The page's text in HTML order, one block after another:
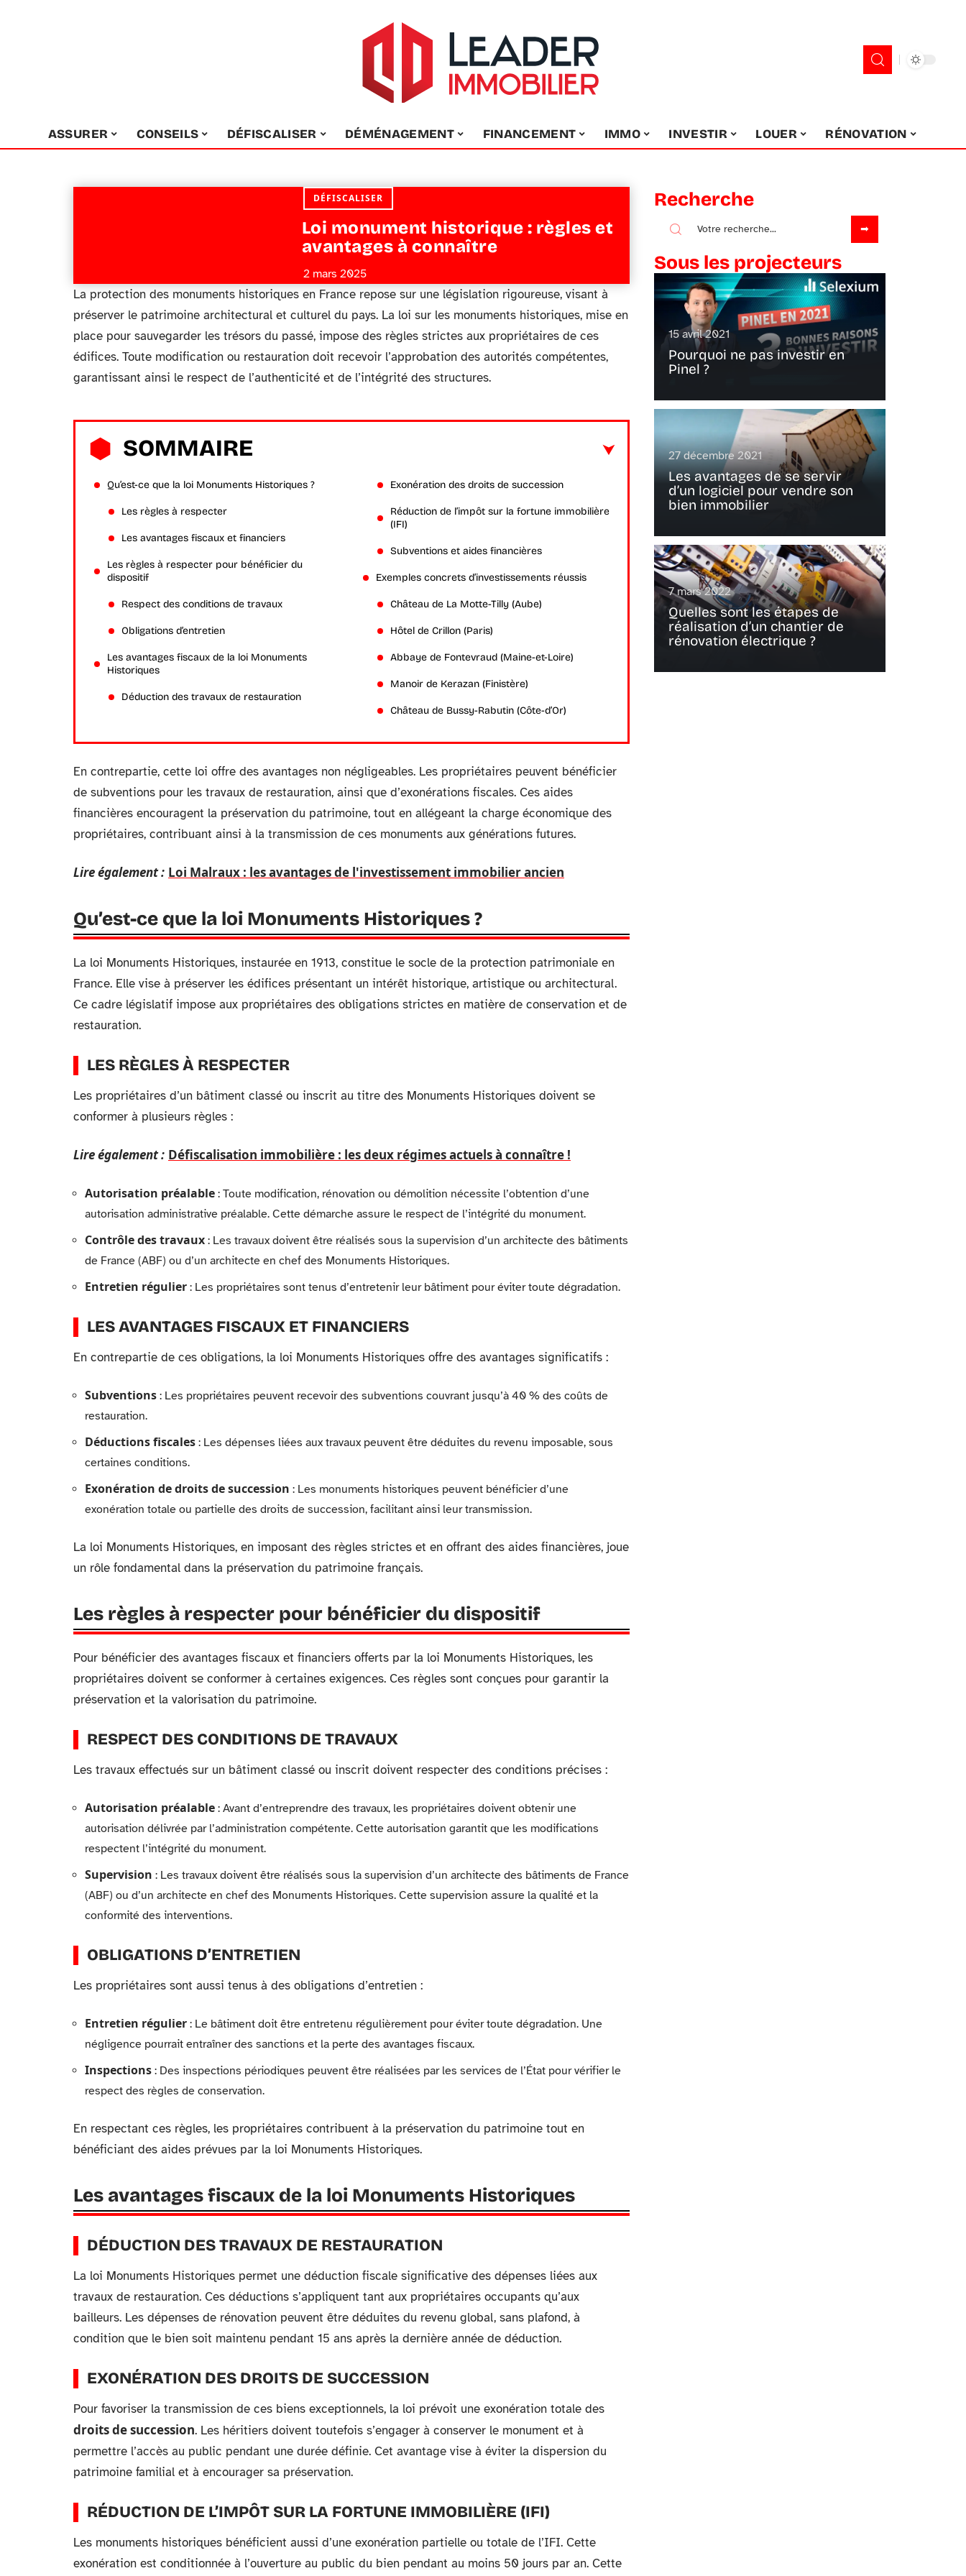
ASSURER CONSEILS DÉFISCALISER DÉMÉNAGEMENT FINANCEMENT IMMO INVESTIR LOUER RÉNOVATION
DÉFISCALISER
Loi monument historique : règles et
avantages à connaître
2 mars 2025
La protection des monuments historiques en France repose sur une législation rigoureuse, visant à
préserver le patrimoine architectural et culturel du pays. La loi sur les monuments historiques, mise en
place pour sauvegarder les trésors du passé, impose des règles strictes aux propriétaires de ces
édifices. Toute modification ou restauration doit recevoir l’approbation des autorités compétentes,
garantissant ainsi le respect de l’authenticité et de l’intégrité des structures.
SOMMAIRE
Qu’est-ce que la loi Monuments Historiques ?
Les règles à respecter
Les avantages fiscaux et financiers
Les règles à respecter pour bénéficier du
dispositif
Respect des conditions de travaux
Obligations d’entretien
Les avantages fiscaux de la loi Monuments
Historiques
Déduction des travaux de restauration
Exonération des droits de succession
Réduction de l’impôt sur la fortune immobilière
(IFI)
Subventions et aides financières
Exemples concrets d’investissements réussis
Château de La Motte-Tilly (Aube)
Hôtel de Crillon (Paris)
Abbaye de Fontevraud (Maine-et-Loire)
Manoir de Kerazan (Finistère)
Château de Bussy-Rabutin (Côte-d’Or)
En contrepartie, cette loi offre des avantages non négligeables. Les propriétaires peuvent bénéficier
de subventions pour les travaux de restauration, ainsi que d’exonérations fiscales. Ces aides
financières encouragent la préservation du patrimoine, tout en allégeant la charge économique des
propriétaires, contribuant ainsi à la transmission de ces monuments aux générations futures.
Lire également : Loi Malraux : les avantages de l'investissement immobilier ancien
Qu’est-ce que la loi Monuments Historiques ?
La loi Monuments Historiques, instaurée en 1913, constitue le socle de la protection patrimoniale en
France. Elle vise à préserver les édifices présentant un intérêt historique, artistique ou architectural.
Ce cadre législatif impose aux propriétaires des obligations strictes en matière de conservation et de
restauration.
LES RÈGLES À RESPECTER
Les propriétaires d’un bâtiment classé ou inscrit au titre des Monuments Historiques doivent se
conformer à plusieurs règles :
Lire également : Défiscalisation immobilière : les deux régimes actuels à connaître !
Autorisation préalable : Toute modification, rénovation ou démolition nécessite l’obtention d’une
autorisation administrative préalable. Cette démarche assure le respect de l’intégrité du monument.
Contrôle des travaux : Les travaux doivent être réalisés sous la supervision d’un architecte des bâtiments
de France (ABF) ou d’un architecte en chef des Monuments Historiques.
Entretien régulier : Les propriétaires sont tenus d’entretenir leur bâtiment pour éviter toute dégradation.
LES AVANTAGES FISCAUX ET FINANCIERS
En contrepartie de ces obligations, la loi Monuments Historiques offre des avantages significatifs :
Subventions : Les propriétaires peuvent recevoir des subventions couvrant jusqu’à 40 % des coûts de
restauration.
Déductions fiscales : Les dépenses liées aux travaux peuvent être déduites du revenu imposable, sous
certaines conditions.
Exonération de droits de succession : Les monuments historiques peuvent bénéficier d’une
exonération totale ou partielle des droits de succession, facilitant ainsi leur transmission.
La loi Monuments Historiques, en imposant des règles strictes et en offrant des aides financières, joue
un rôle fondamental dans la préservation du patrimoine français.
Les règles à respecter pour bénéficier du dispositif
Pour bénéficier des avantages fiscaux et financiers offerts par la loi Monuments Historiques, les
propriétaires doivent se conformer à certaines exigences. Ces règles sont conçues pour garantir la
préservation et la valorisation du patrimoine.
RESPECT DES CONDITIONS DE TRAVAUX
Les travaux effectués sur un bâtiment classé ou inscrit doivent respecter des conditions précises :
Autorisation préalable : Avant d’entreprendre des travaux, les propriétaires doivent obtenir une
autorisation délivrée par l’administration compétente. Cette autorisation garantit que les modifications
respectent l’intégrité du monument.
Supervision : Les travaux doivent être réalisés sous la supervision d’un architecte des bâtiments de France
(ABF) ou d’un architecte en chef des Monuments Historiques. Cette supervision assure la qualité et la
conformité des interventions.
OBLIGATIONS D’ENTRETIEN
Les propriétaires sont aussi tenus à des obligations d’entretien :
Entretien régulier : Le bâtiment doit être entretenu régulièrement pour éviter toute dégradation. Une
négligence pourrait entraîner des sanctions et la perte des avantages fiscaux.
Inspections : Des inspections périodiques peuvent être réalisées par les services de l’État pour vérifier le
respect des règles de conservation.
En respectant ces règles, les propriétaires contribuent à la préservation du patrimoine tout en
bénéficiant des aides prévues par la loi Monuments Historiques.
Les avantages fiscaux de la loi Monuments Historiques
DÉDUCTION DES TRAVAUX DE RESTAURATION
La loi Monuments Historiques permet une déduction fiscale significative des dépenses liées aux
travaux de restauration. Ces déductions s’appliquent tant aux propriétaires occupants qu’aux
bailleurs. Les dépenses de rénovation peuvent être déduites du revenu global, sans plafond, à
condition que le bien soit maintenu pendant 15 ans après la dernière année de déduction.
EXONÉRATION DES DROITS DE SUCCESSION
Pour favoriser la transmission de ces biens exceptionnels, la loi prévoit une exonération totale des
droits de succession. Les héritiers doivent toutefois s’engager à conserver le monument et à
permettre l’accès au public pendant une durée définie. Cet avantage vise à éviter la dispersion du
patrimoine familial et à encourager sa préservation.
RÉDUCTION DE L’IMPÔT SUR LA FORTUNE IMMOBILIÈRE (IFI)
Les monuments historiques bénéficient aussi d’une exonération partielle ou totale de l’IFI. Cette
exonération est conditionnée à l’ouverture au public du bien pendant au moins 50 jours par an. Cette
Recherche
Sous les projecteurs
15 avril 2021
Pourquoi ne pas investir en
Pinel ?
27 décembre 2021
Les avantages de se servir
d’un logiciel pour vendre son
bien immobilier
7 mars 2022
Quelles sont les étapes de
réalisation d’un chantier de
rénovation électrique ?